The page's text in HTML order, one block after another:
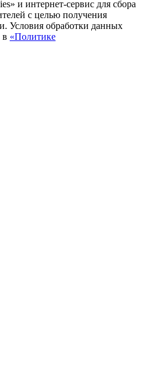
и интернет-сервис для сбора
с целью получения
Условия обработки данных
в «Политике